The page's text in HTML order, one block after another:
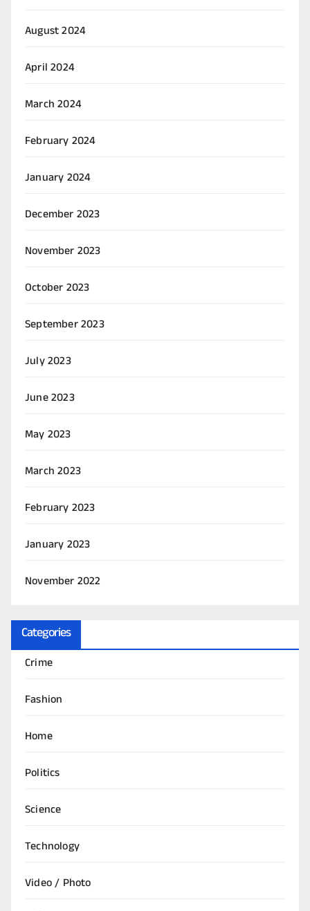
August 2024
April 2024
March 2024
February 2024
January 2024
December 2023
November 2023
October 2023
September 2023
July 2023
June 2023
May 2023
March 2023
February 2023
January 2023
November 2022
Categories
Crime
Fashion
Home
Politics
Science
Technology
Video / Photo